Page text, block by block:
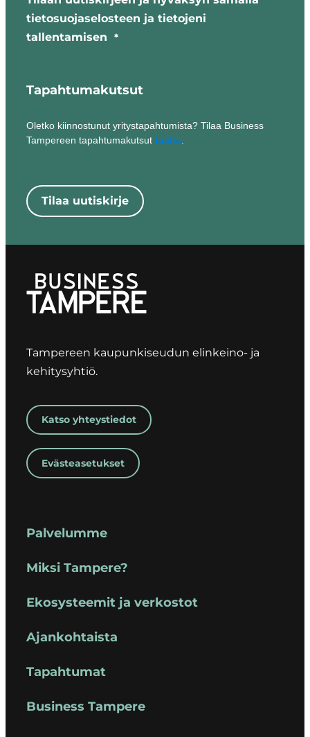
tietosuojaselosteen ja tietojeni
tallentamisen
*
Tapahtumakutsut
Oletko kiinnostunut yritystapahtumista? Tilaa Business
Tampereen tapahtumakutsut täältä
Tilaa uutiskirje
Tampereen kaupunkiseudun elinkeino- ja
kehitysyhtiö.
Katso yhteystiedot
Evästeasetukset
Palvelumme
Miksi Tampere?
Ekosysteemit ja verkostot
Ajankohtaista
Tapahtumat
Business Tampere